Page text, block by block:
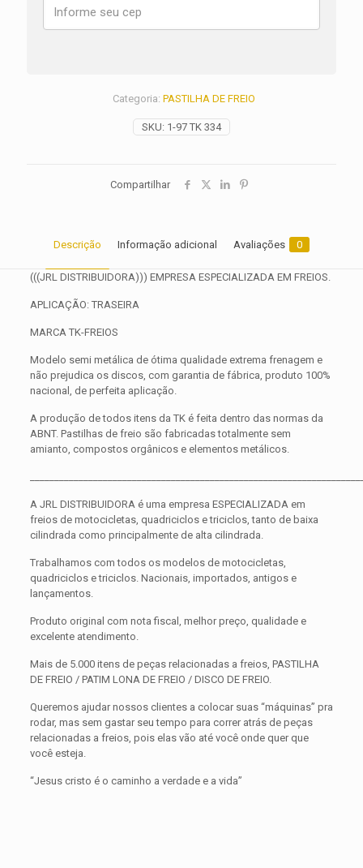
Montauk
ANO
SKU: 1-97 TK 334
Categoria: PASTILHA DE FREIO
Compartilhar
Descrição Informação adicional Avaliações 0
(((JRL DISTRIBUIDORA))) EMPRESA ESPECIALIZADA EM FREIOS.
APLICAÇÃO: TRASEIRA
MARCA TK-FREIOS
Modelo semi metálica de ótima qualidade extrema frenagem e
não prejudica os discos, com garantia de fábrica, produto 100%
nacional, de perfeita aplicação.
A produção de todos itens da TK é feita dentro das normas da
ABNT. Pastilhas de freio são fabricadas totalmente sem
amianto, compostos orgânicos e elementos metálicos.
A JRL DISTRIBUIDORA é uma empresa ESPECIALIZADA em
freios de motocicletas, quadriciclos e triciclos, tanto de baixa
cilindrada como principalmente de alta cilindrada.
Trabalhamos com todos os modelos de motocicletas,
quadriciclos e triciclos. Nacionais, importados, antigos e
lançamentos.
Produto original com nota fiscal, melhor preço, qualidade e
excelente atendimento.
Mais de 5.000 itens de peças relacionadas a freios, PASTILHA
DE FREIO / PATIM LONA DE FREIO / DISCO DE FREIO.
Queremos ajudar nossos clientes a colocar suas “máquinas” pra
rodar, mas sem gastar seu tempo para correr atrás de peças
relacionadas a freios, pois elas vão até você onde quer que
você esteja.
“Jesus cristo é o caminho a verdade e a vida”